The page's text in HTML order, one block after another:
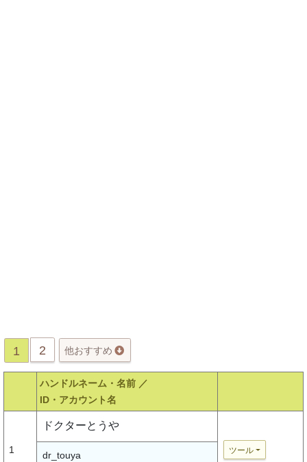
1 2 他おすすめ
ハンドルネーム・名前 ／
ID・アカウント名
1
ドクターとうや
ツール
dr_touya